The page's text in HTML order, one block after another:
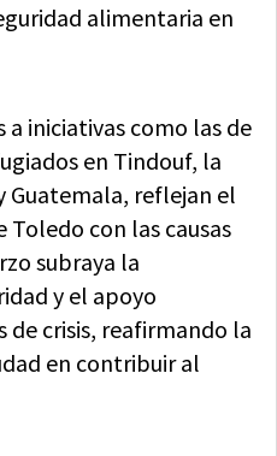
alimentaria en
iniciativas como las de
en Tindouf, la
Guatemala, reflejan el
con las causas
subraya la
y el apoyo
crisis, reafirmando la
en contribuir al